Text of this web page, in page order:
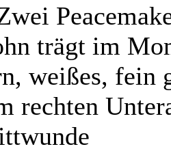
trägt im
weißes, fein
rechten